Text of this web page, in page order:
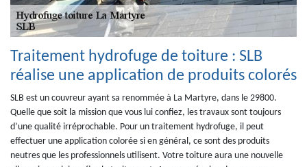
Traitement hydrofuge de toiture : SLB
réalise une application de produits colorés
SLB est un couvreur ayant sa renommée à La Martyre, dans le 29800.
Quelle que soit la mission que vous lui confiez, les travaux sont toujours
d’une qualité irréprochable. Pour un traitement hydrofuge, il peut
effectuer une application colorée si en général, ce sont des produits
neutres que les professionnels utilisent. Votre toiture aura une nouvelle